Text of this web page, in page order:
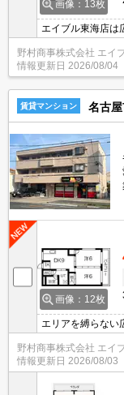
画像：13枚
エイブル東海店は
平な視点で提案♪
野村商事株式会社 エイ
情報更新日 2026/08/04
賃貸マンション 名古
画像：12枚
エリアを縛らない
ご提案します。現
野村商事株式会社 エイ
情報更新日 2026/08/03